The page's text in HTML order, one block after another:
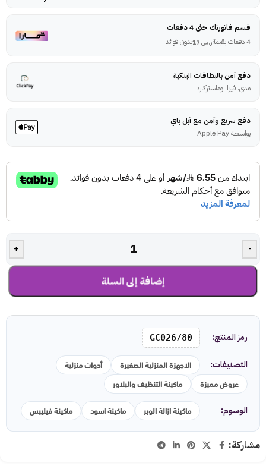
قسم فاتورتك حتى 4 دفعات
4 دفعات بقيمة
ر.س بدون فوائد
دفع آمن بالبطاقات البنكية
مدى، فيزا، وماستركارد
دفع سريع وآمن مع أبل باي
بواسطة Apple Pay
-
+
إضافة إلى السلة
رمز المنتج: GC026/80
التصنيفات: الاجهزة المنزلية الصغيرة
أدوات منزلية
عروض مميزة
ماكينة التنظيف والبلاور
الوسوم: ماكينة ازالة الوبر ماكينة اسود ماكينة فيليبس
مشاركة: